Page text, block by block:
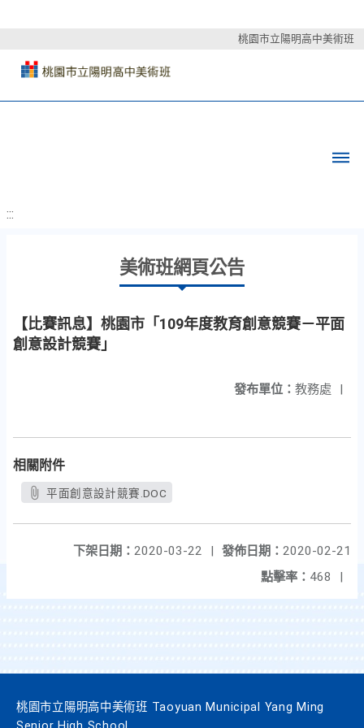
桃園市立陽明高中美術班
:::
美術班網頁公告
【比賽訊息】桃園市「109年度教育創意競賽－平面
創意設計競賽」
發布單位： 教務處 |
相關附件
平面創意設計競賽.DOC
發佈日期： 2020-02-21
下架日期： 2020-03-22
|
點擊率： 468 |
桃園市立陽明高中美術班 Taoyuan Municipal Yang Ming